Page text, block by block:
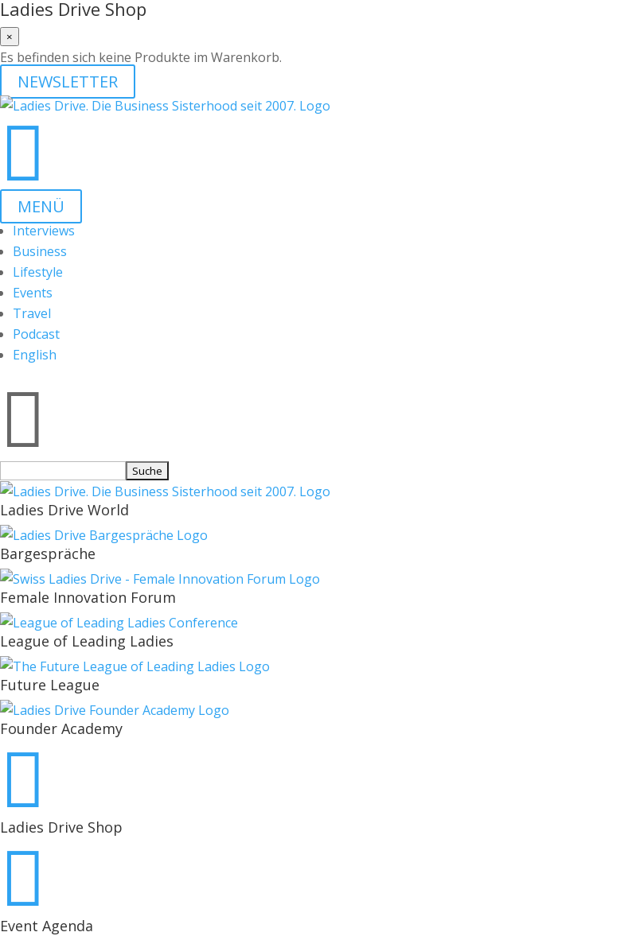
Ladies Drive Shop
×
Es befinden sich keine Produkte im Warenkorb.
NEWSLETTER

MENÜ
Interviews
Business
Lifestyle
Events
Travel
Podcast
English

nach:
Ladies Drive World
Bargespräche
Female Innovation Forum
League of Leading Ladies
Future League
Founder Academy

Ladies Drive Shop

Event Agenda